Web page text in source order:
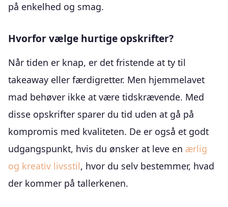
på enkelhed og smag.
Hvorfor vælge hurtige opskrifter?
Når tiden er knap, er det fristende at ty til
takeaway eller færdigretter. Men hjemmelavet
mad behøver ikke at være tidskrævende. Med
disse opskrifter sparer du tid uden at gå på
kompromis med kvaliteten. De er også et godt
udgangspunkt, hvis du ønsker at leve en ærlig
og kreativ livsstil, hvor du selv bestemmer, hvad
der kommer på tallerkenen.